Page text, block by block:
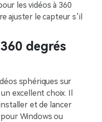
les vidéos à 360
ajuster le capteur s’il
degrés
sphériques sur
excellent choix. Il
et de lancer
pour Windows ou